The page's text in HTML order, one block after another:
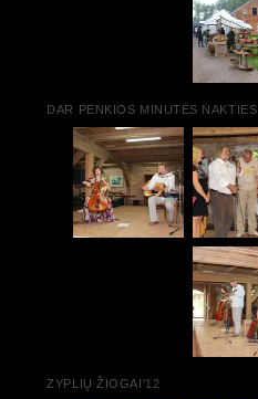
DAR PENKIOS MINUTĖS NAKTIES
ZYPLIŲ ŽIOGAI'12